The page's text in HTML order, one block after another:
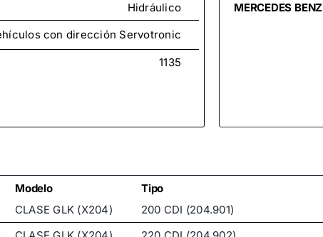
Hidráulico
con dirección Servotronic
1135
MERCEDES BENZ
Modelo Tipo
CLASE GLK (X204) 200 CDI (204.901)